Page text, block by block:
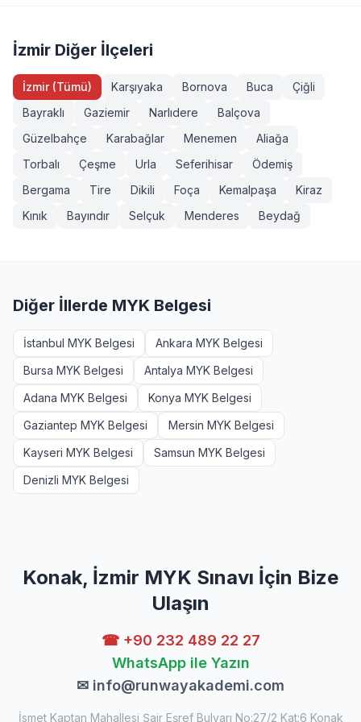
sınavlarımız MYK onaylı ve TÜRKAK akreditasyonludur.
+90 232 489 22 27 numarasından detaylı bilgi alabilir.
İzmir Diğer İlçeleri
İzmir (Tümü) Karşıyaka Bornova Buca
Çiğli
Bayraklı
Gaziemir Narlıdere
Balçova
Güzelbahçe
Karabağlar Menemen
Aliağa
Torbalı
Çeşme Urla Seferihisar
Ödemiş
Bergama
Tire Dikili Foça Kemalpaşa
Kiraz
Kınık
Bayındır Selçuk Menderes Beydağ
Diğer İllerde MYK Belgesi
İstanbul MYK Belgesi
Ankara MYK Belgesi
Bursa MYK Belgesi
Antalya MYK Belgesi
Adana MYK Belgesi
Konya MYK Belgesi
Gaziantep MYK Belgesi
Mersin MYK Belgesi
Kayseri MYK Belgesi
Samsun MYK Belgesi
Denizli MYK Belgesi
Konak, İzmir MYK Sınavı İçin Bize
Ulaşın
☎ +90 232 489 22 27
WhatsApp ile Yazın
✉ info@runwayakademi.com
İsmet Kaptan Mahallesi Şair Eşref Bulvarı No:27/2 Kat:6 Konak